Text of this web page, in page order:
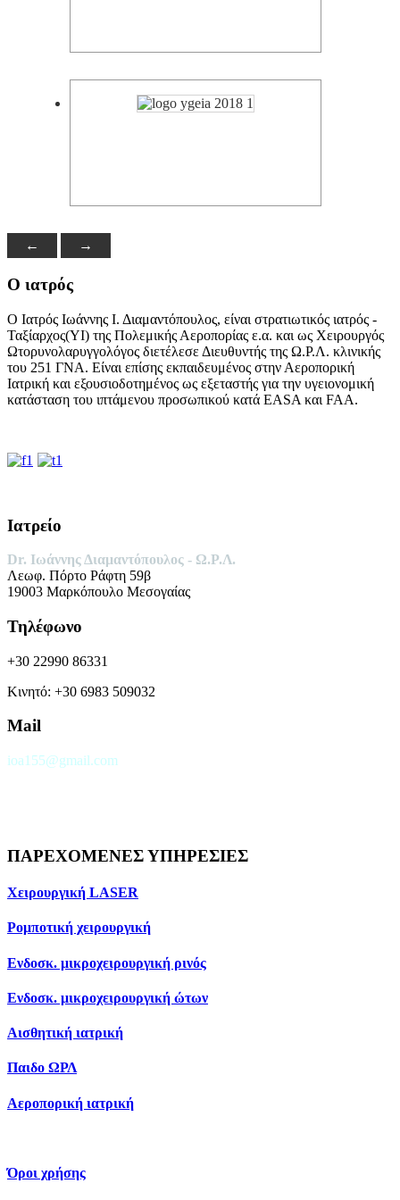
← →
Ο ιατρός
Ο Ιατρός Ιωάννης Ι. Διαμαντόπουλος, είναι στρατιωτικός ιατρός -
Ταξίαρχος(ΥΙ) της Πολεμικής Αεροπορίας ε.α. και ως Χειρουργός
Ωτορυνολαρυγγολόγος διετέλεσε Διευθυντής της Ω.Ρ.Λ. κλινικής
του 251 ΓΝΑ. Είναι επίσης εκπαιδευμένος στην Αεροπορική
Ιατρική και εξουσιοδοτημένος ως εξεταστής για την υγειονομική
κατάσταση του ιπτάμενου προσωπικού κατά EASA και FAA.
Ιατρείο
Dr. Ιωάννης Διαμαντόπουλος - Ω.Ρ.Λ.
Λεωφ. Πόρτο Ράφτη 59β
19003 Μαρκόπουλο Μεσογαίας
Τηλέφωνο
+30 22990 86331
Κινητό: +30 6983 509032
Mail
ioa155@gmail.com
ΠΑΡΕΧΟΜΕΝΕΣ ΥΠΗΡΕΣΙΕΣ
Χειρουργική LASER
Ρομποτική χειρουργική
Ενδοσκ. μικροχειρουργική ρινός
Ενδοσκ. μικροχειρουργική ώτων
Αισθητική ιατρική
Παιδο ΩΡΛ
Αεροπορική ιατρική
Όροι χρήσης